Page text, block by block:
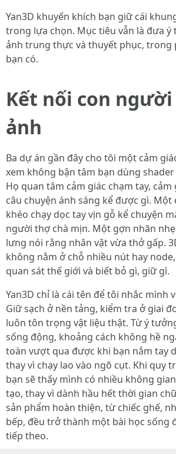
Yan3D khuyến khích bạn giữ cái
trong lựa chọn. Mục tiêu vẫn là đưa
ảnh trung thực và thuyết phục, trong
bạn có.
Kết nối con
ảnh
Ba dự án gần đây cho tôi một cảm
xem không bận tâm bạn dùng
Họ quan tâm cảm giác chạm tay, cảm
câu chuyện ánh sáng kể được gì.
khéo chạy dọc tay vịn gỗ kể chuyện
người thợ chà mịn. Một gợn nhăn
lưng nói rằng nhân vật vừa thở gấp.
không nằm ở chỗ nhiều nút hay
quan sát thế giới và biết bỏ gì, giữ gì.
Yan3D chỉ là cái tên để tôi nhắc mình
Giữ sạch ở nền tảng, kiểm tra ở giai
luôn tôn trọng vật liệu thật. Từ ý
sống động, khoảng cách không hề
toàn vượt qua được khi bạn nắm tay
thay vì chạy lao vào ngõ cụt. Khi quy
bạn sẽ thấy mình có nhiều không
tạo, thay vì dành hầu hết thời gian
sản phẩm hoàn thiện, từ chiếc ghế,
bếp, đều trở thành một bài học sống
tiếp theo.